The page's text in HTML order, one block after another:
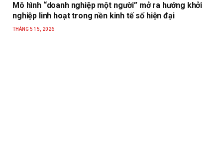
Mô hình “doanh nghiệp một người” mở ra hướng khởi
nghiệp linh hoạt trong nền kinh tế số hiện đại
THÁNG 5 15, 2026